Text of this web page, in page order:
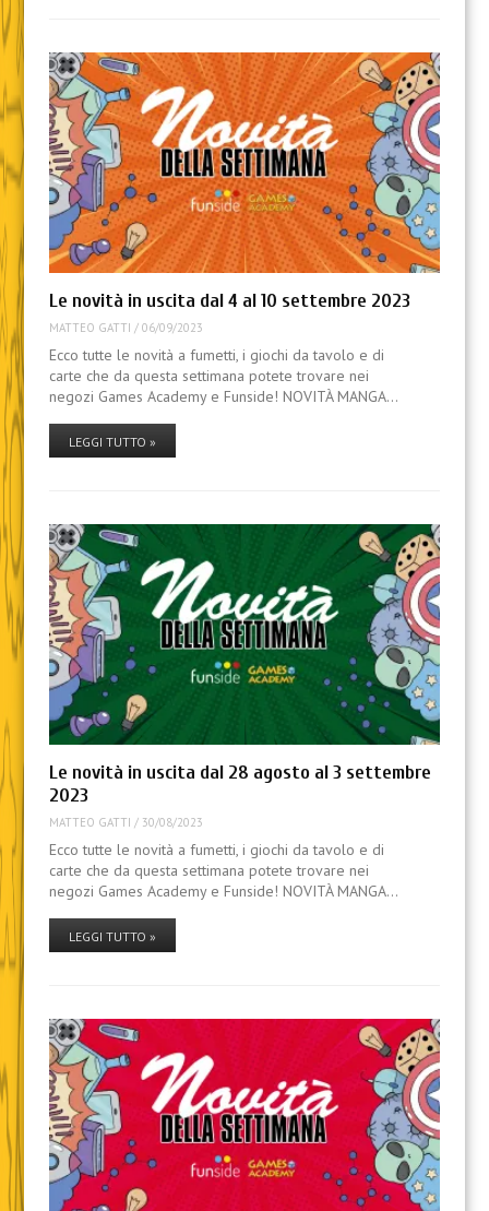
Le novità in uscita dal 4 al 10 settembre 2023
MATTEO GATTI / 06/09/2023
Ecco tutte le novità a fumetti, i giochi da tavolo e di
carte che da questa settimana potete trovare nei
negozi Games Academy e Funside! NOVITÀ MANGA…
LEGGI TUTTO »
Le novità in uscita dal 28 agosto al 3 settembre
2023
MATTEO GATTI / 30/08/2023
Ecco tutte le novità a fumetti, i giochi da tavolo e di
carte che da questa settimana potete trovare nei
negozi Games Academy e Funside! NOVITÀ MANGA…
LEGGI TUTTO »